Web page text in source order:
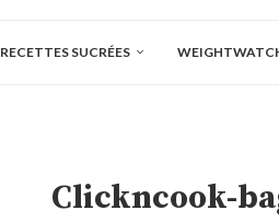
RECETTES SUCRÉES
Clickncook-